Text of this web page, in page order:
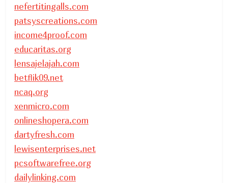
nefertitingalls.com
patsyscreations.com
income4proof.com
educaritas.org
lensajelajah.com
betflik09.net
ncaq.org
xenmicro.com
onlineshopera.com
dartyfresh.com
lewisenterprises.net
pcsoftwarefree.org
dailylinking.com